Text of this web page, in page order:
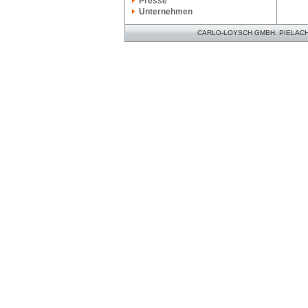
Unternehmen
CARLO-LOYSCH GMBH.